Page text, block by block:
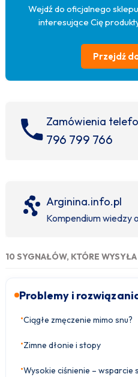
Wejdź do oficjalnego
interesujące Cię
Przejdź
Zamówienia
796 799 766
Arginina.info.pl
Kompendium wiedzy
10 SYGNAŁÓW, KTÓRE
Problemy i
•Ciągłe zmęczenie mimo snu?
•Zimne dłonie i stopy
•Wysokie ciśnienie – wsparcie